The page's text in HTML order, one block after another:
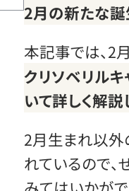
2月の新たな誕
本記事では、2
クリソベリル
いて詳しく解説
2月生まれ以
れているので